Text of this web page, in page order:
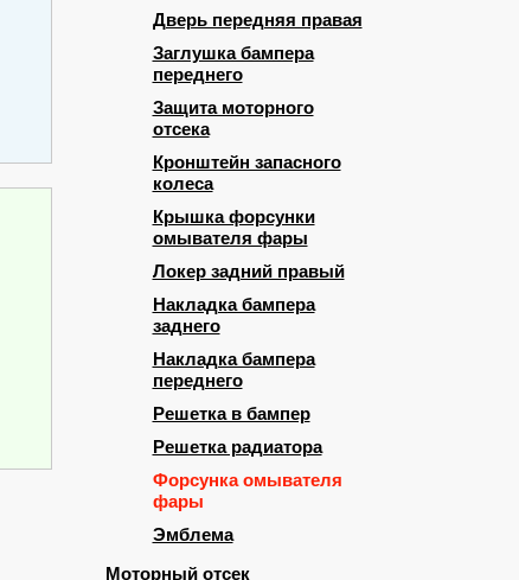
Дверь передняя правая
Заглушка бампера
переднего
Защита моторного
отсека
Кронштейн запасного
колеса
Крышка форсунки
омывателя фары
Локер задний правый
Накладка бампера
заднего
Накладка бампера
переднего
Решетка в бампер
Решетка радиатора
Форсунка омывателя
фары
Эмблема
Моторный отсек